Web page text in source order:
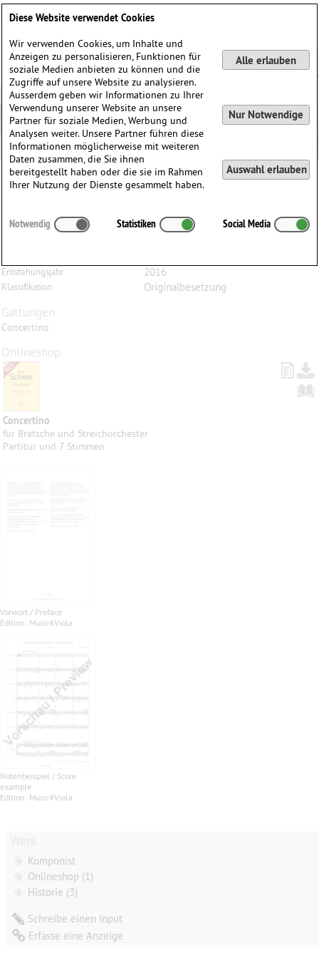
Concertino, für Bratsche und Streichorchester
Entstehungsjahr 2016
Klassifikation Originalbesetzung
Gattungen
Concertino
Onlineshop
Concertino
für Bratsche und Streichorchester
Partitur und 7 Stimmen
Vorwort / Preface
Edition: Music4Viola
Notenbeispiel / Score
example
Edition: Music4Viola
Komponist
Onlineshop (1)
Historie (3)
Schreibe einen Input
Erfasse eine Anzeige
Diese Website verwendet Cookies
Wir verwenden Cookies, um Inhalte und
Anzeigen zu personalisieren, Funktionen für
soziale Medien anbieten zu können und die
Zugriffe auf unsere Website zu analysieren.
Ausserdem geben wir Informationen zu Ihrer
Verwendung unserer Website an unsere
Partner für soziale Medien, Werbung und
Analysen weiter. Unsere Partner führen diese
Informationen möglicherweise mit weiteren
Daten zusammen, die Sie ihnen
bereitgestellt haben oder die sie im Rahmen
Ihrer Nutzung der Dienste gesammelt haben.
Alle erlauben
Nur Notwendige
Auswahl erlauben
Notwendig Statistiken Social Media